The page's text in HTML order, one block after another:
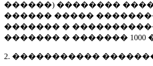
������) ��������
������ �����
������� �
������� � �������
2. �����������